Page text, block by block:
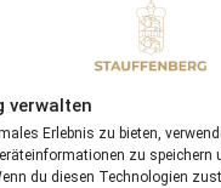
verwalten
Erlebnis zu bieten,
zu speichern
du diesen Technologien